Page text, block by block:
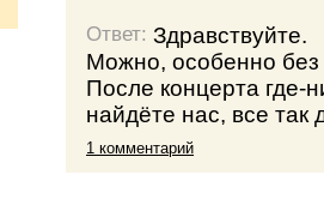
Ответ:Здравствуйте.
Можно, особенно
После концерта где-
найдёте нас, все так
1 комментарий